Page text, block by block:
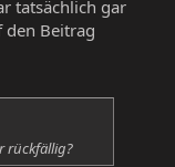
tatsächlich gar
den Beitrag
rückfällig?